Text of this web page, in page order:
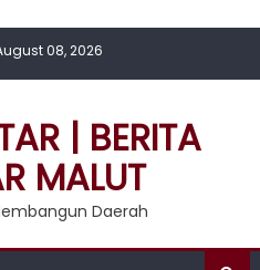
08, 2026
| BERITA
MALUT
Daerah